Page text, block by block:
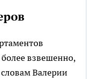
взвешенно,
Валерии